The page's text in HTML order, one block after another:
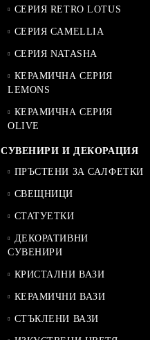
СЕРИЯ RETRO LOTUS
СЕРИЯ CAMELLIA
СЕРИЯ NATASHA
КЕРАМИЧНА СЕРИЯ
LEMONS
КЕРАМИЧНА СЕРИЯ
OLIVE
СУВЕНИРИ И ДЕКОРАЦИЯ
ПРЪСТЕНИ ЗА САЛФЕТКИ
СВЕЩНИЦИ
СТАТУЕТКИ
ДЕКОРАТИВНИ
СУВЕНИРИ
КРИСТАЛНИ ВАЗИ
КЕРАМИЧНИ ВАЗИ
СТЪКЛЕНИ ВАЗИ